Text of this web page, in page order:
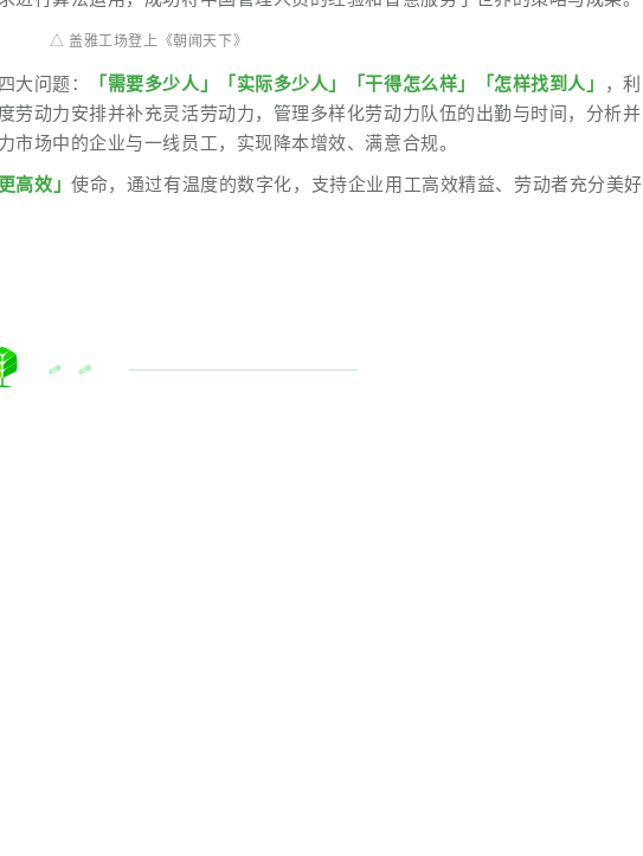
△ 盖雅工场登上《朝闻天下》
大问题： 「需要多少人」「实际多少人」「干得怎么样」「怎样找到人」
，利
劳动力安排并补充灵活劳动力，管理多样化劳动力队伍的出勤与时间，分析并
场中的企业与一线员工，实现降本增效、满意合规。
高效」使命，通过有温度的数字化，支持企业用工高效精益、劳动者充分美好